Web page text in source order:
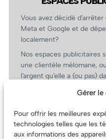
Gérer le
Pour offrir les meilleures
technologies telles que les
aux informations des
Vous avez décidé
Meta et Google et de
localement?
Nos espaces publicitaires
une clientèle mélomane,
l’argent qu’elle a (ou pas)
revient.
(Oui, on va avoir des tarifs